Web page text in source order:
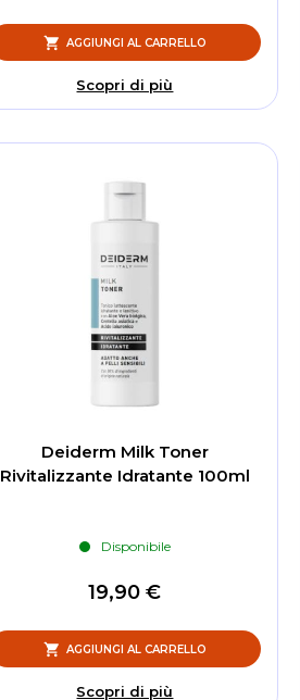
AGGIUNGI AL CARRELLO
Scopri di più
Deiderm Milk Toner
Rivitalizzante Idratante 100ml
Disponibile
19,90 €
AGGIUNGI AL CARRELLO
Scopri di più